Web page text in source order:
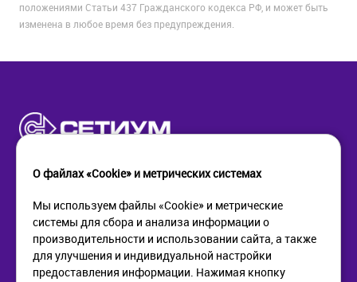
положениями Статьи 437 Гражданского кодекса РФ, и может быть
изменена в любое время без предупреждения.
КОМПАНИЯ
О компании
Новости
ПОМОЩЬ
Как купить
Доставка
О файлах «Cookie» и метрических системах
Мы используем файлы «Cookie» и метрические
системы для сбора и анализа информации о
производительности и использовании сайта, а также
для улучшения и индивидуальной настройки
предоставления информации. Нажимая кнопку